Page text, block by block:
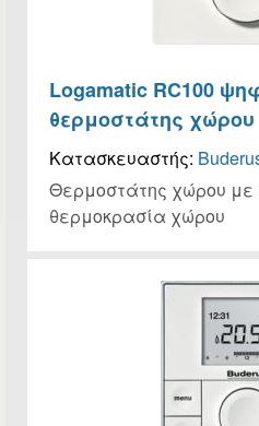
Logamatic RC100
θερμοστάτης χώρου
Κατασκευαστής:
Θερμοστάτης χώρου με
θερμοκρασία χώρου